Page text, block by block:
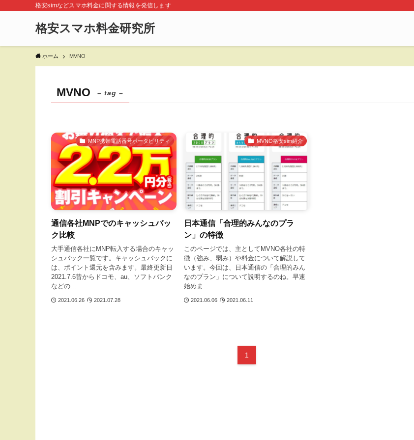
格安simなどスマホ料金に関する情報を発信します
格安スマホ料金研究所
ホーム MVNO
MVNO – tag –
MNP携帯電話番号ポータビリティ
通信各社MNPでのキャッシュバッ
ク比較
大手通信各社にMNP転入する場合のキャッ
シュバック一覧です。キャッシュバックに
は、ポイント還元を含みます。最終更新日
2021.7.6昔からドコモ、au、ソフトバンク
などの...
2021.06.26 2021.07.28
MVNO格安sim紹介
日本通信「合理的みんなのプラ
ン」の特徴
このページでは、主としてMVNO各社の特
徴（強み、弱み）や料金について解説して
います。今回は、日本通信の「合理的みん
なのプラン」について説明するのね。早速
始めま...
2021.06.06 2021.06.11
1